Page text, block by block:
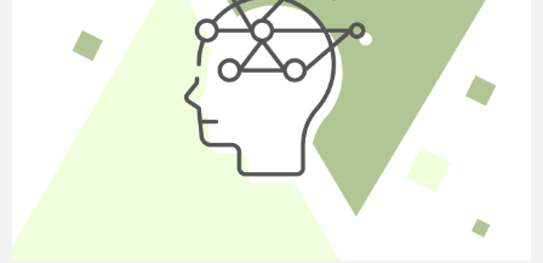
Багато вітаміну С міститься в
…( чорній
смородині, лимоні, шипшині).
Білки розщеплюються до...
(амінокислот).
Жири розщеплюються до...
(жирних
кислот і глі­церину).
Складні вуглеводи розщеплюються до...
(глюкози).
Розщеплення (розкладання) поживних
речовин на простіші сполуки це …